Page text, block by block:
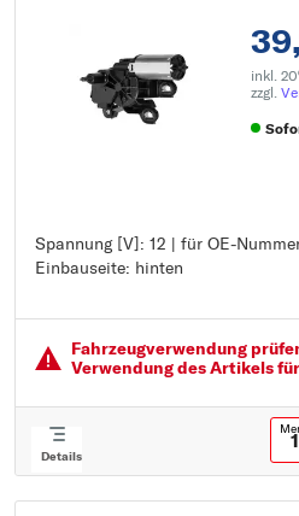
inkl.
zzgl.
Spannung [V]: 12 | für OE-
Einbauseite: hinten
Spannung [V]: 12
für OE-Nummer: A6398200908
Fahrzeugver­wendung
Verwendung des Artikels
Details